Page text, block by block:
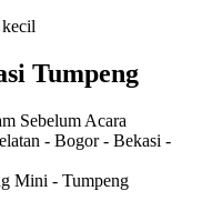
kecil
Tumpeng
Sebelum Acara
- Bogor - Bekasi -
Mini - Tumpeng